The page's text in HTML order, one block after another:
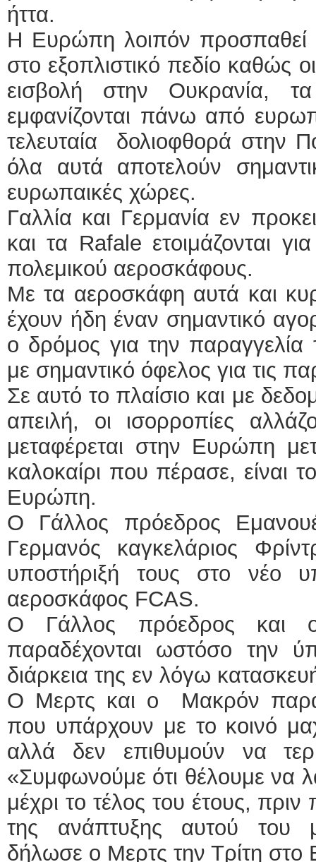
ήττα.
Η Ευρώπη λοιπόν προσπαθεί
στο εξοπλιστικό πεδίο καθώς
εισβολή στην Ουκρανία,
εμφανίζονται πάνω από
τελευταία δολιοφθορά στην
όλα αυτά αποτελούν
ευρωπαικές χώρες.
Γαλλία και Γερμανία εν
και τα Rafale ετοιμάζονται
πολεμικού αεροσκάφους.
Με τα αεροσκάφη αυτά και
έχουν ήδη έναν σημαντικό
ο δρόμος για την
με σημαντικό όφελος για τις
Σε αυτό το πλαίσιο και με
απειλή, οι ισορροπίες
μεταφέρεται στην Ευρώπη
καλοκαίρι που πέρασε, είναι
Ευρώπη.
Ο Γάλλος πρόεδρος
Γερμανός καγκελάριος
υποστήριξή τους στο νέο
αεροσκάφος FCAS.
Ο Γάλλος πρόεδρος και ο
παραδέχονται ωστόσο την
διάρκεια της εν λόγω
Ο Μερτς και ο Μακρόν
που υπάρχουν με το κοινό
αλλά δεν επιθυμούν να
«Συμφωνούμε ότι θέλουμε να
μέχρι το τέλος του έτους,
της ανάπτυξης αυτού του
δήλωσε ο Μερτς την Τρίτη